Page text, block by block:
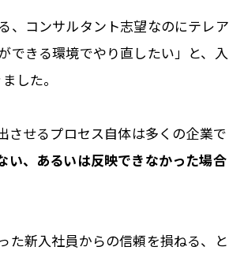
、コンサルタント志望なのにテレア
できる環境でやり直したい」と、入
した。
させるプロセス自体は多くの企業で
い、あるいは反映できなかった場合
た新入社員からの信頼を損ねる、と